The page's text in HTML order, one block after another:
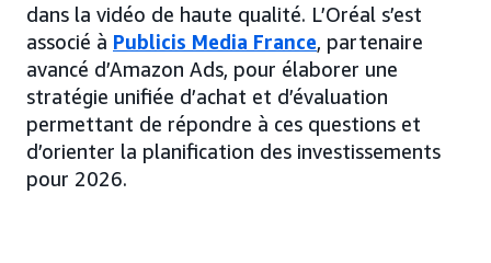
dans la vidéo de haute qualité. L’Oréal s’est
associé à Publicis Media France, partenaire
avancé d’Amazon Ads, pour élaborer une
stratégie unifiée d’achat et d’évaluation
permettant de répondre à ces questions et
d’orienter la planification des investissements
pour 2026.